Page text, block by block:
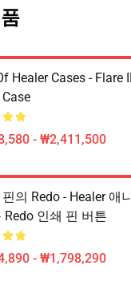
Healer Cases - Flare
- ₩2,411,500
핀의 Redo - Healer 애
Redo 인쇄 핀 버튼
- ₩1,798,290